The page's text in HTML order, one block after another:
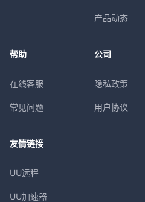
产品动态
帮助
在线客服
常见问题
公司
隐私政策
用户协议
友情链接
UU远程
UU加速器